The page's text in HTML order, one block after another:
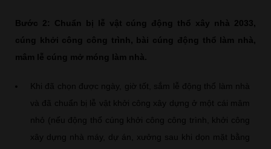
Bước 2: Chuẩn bị lễ vật cúng động thổ xây nhà 2033,
cúng khởi công công trình, bài cúng động thổ làm nhà,
mâm lễ cúng mở móng làm nhà.
Khi đã chọn được ngày, giờ tốt, sắm lễ động thổ làm nhà
và đã chuẩn bị lễ vật khởi công xây dựng ở một cái mâm
nhỏ (nếu động thổ cúng khởi công công trình, khởi công
xây dựng nhà máy, dự án, xưởng sau khi dọn mặt bằng